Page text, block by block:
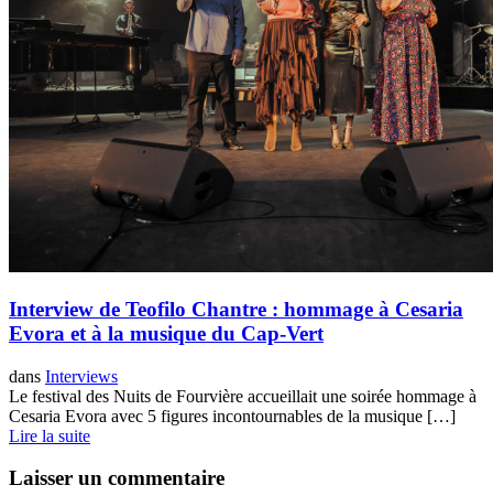
Interview de Teofilo Chantre : hommage à Cesaria
Evora et à la musique du Cap-Vert
dans Interviews
Le festival des Nuits de Fourvière accueillait une soirée hommage à
Cesaria Evora avec 5 figures incontournables de la musique […]
Lire la suite
Laisser un commentaire